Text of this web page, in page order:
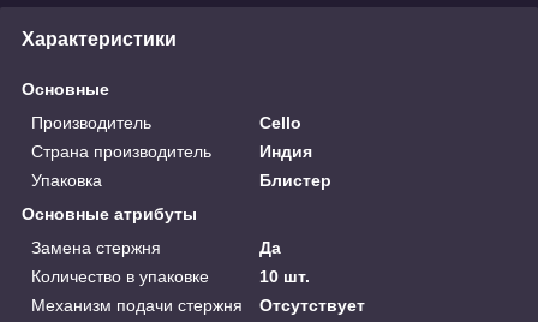
Характеристики
Основные
Производитель
Cello
Страна производитель
Индия
Упаковка
Блистер
Основные атрибуты
Замена стержня
Да
Количество в упаковке
10 шт.
Механизм подачи стержня
Отсутствует